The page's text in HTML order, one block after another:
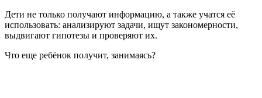
Дети не только получают информацию, а также учатся её
использовать: анализируют задачи, ищут закономерности,
выдвигают гипотезы и проверяют их.
Что еще ребёнок получит, занимаясь?